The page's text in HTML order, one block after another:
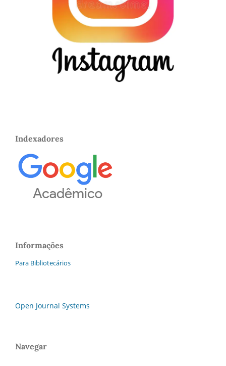
Indexadores
Informações
Para Bibliotecários
Open Journal Systems
Navegar